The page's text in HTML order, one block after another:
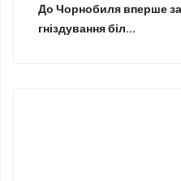
До Чорнобиля вперше за
гніздування біл...